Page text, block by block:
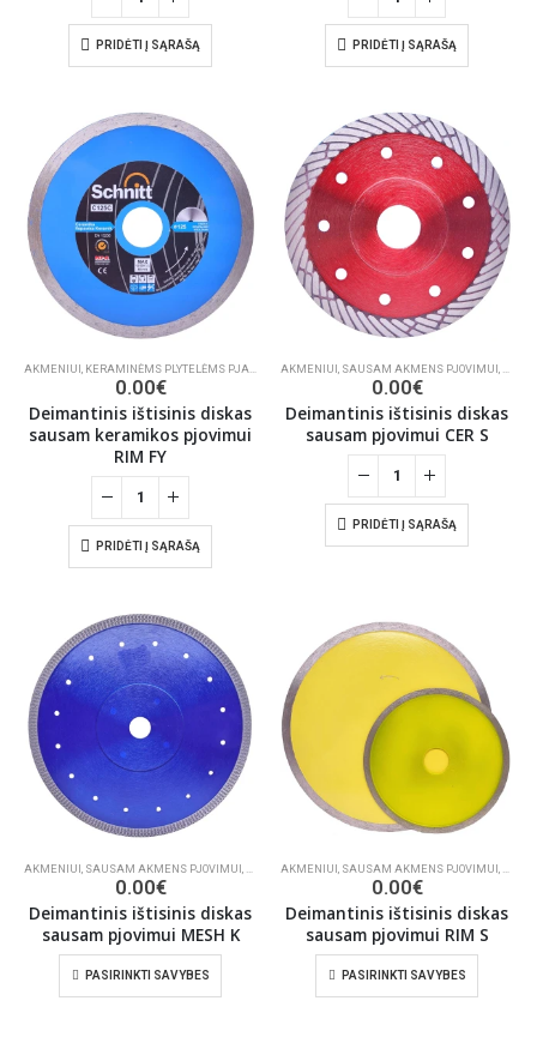
PRIDĖTI Į SĄRAŠĄ PRIDĖTI Į SĄRAŠĄ
AKMENIUI KERAMINĖMS PLYTELĖMS PJAUTI STATYBOMS
0.00€
Deimantinis ištisinis diskas
sausam keramikos pjovimui
RIM FY
PRIDĖTI Į SĄRAŠĄ
AKMENIUI SAUSAM AKMENS PJOVIMUI
0.00€
Deimantinis ištisinis diskas
sausam pjovimui CER S
PRIDĖTI Į SĄRAŠĄ
AKMENIUI , SAUSAM AKMENS PJOVIMUI , KERAMINĖMS PLYTELĖMS PJAUTI ,STATYBOMS
0.00€
Deimantinis ištisinis diskas
sausam pjovimui MESH K
PASIRINKTI SAVYBES
AKMENIUI , SAUSAM AKMENS PJOVIMUI ,
0.00€
Deimantinis ištisinis diskas
sausam pjovimui RIM S
PASIRINKTI SAVYBES